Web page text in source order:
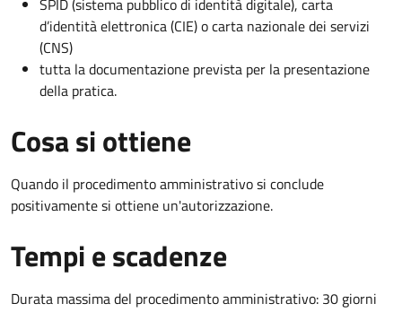
d’identità elettronica (CIE) o carta nazionale dei servizi
(CNS)
tutta la documentazione prevista per la presentazione
della pratica.
Cosa si ottiene
Quando il procedimento amministrativo si conclude
positivamente si ottiene un'autorizzazione.
Tempi e scadenze
Durata massima del procedimento amministrativo: 30 giorni